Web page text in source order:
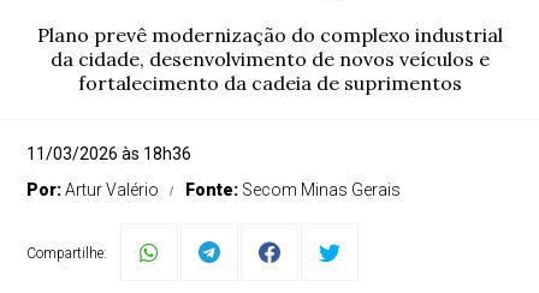
Plano prevê modernização do complexo industrial
da cidade, desenvolvimento de novos veículos e
fortalecimento da cadeia de suprimentos
11/03/2026 às 18h36
Por:Artur Valério Fonte: Secom Minas Gerais
Compartilhe: